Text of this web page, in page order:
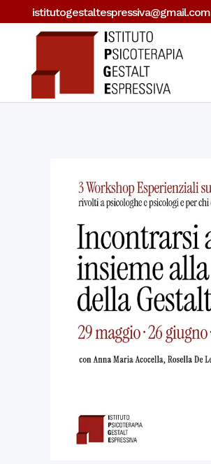
istitutogestaltespressiva@gmail.com